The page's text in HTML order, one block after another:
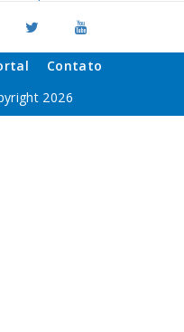
Contato
2026